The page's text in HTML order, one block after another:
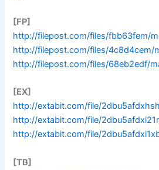
[FP]
http://filepost.com/files/fbb63fem/
http://filepost.com/files/4c8d4cem/
http://filepost.com/files/68eb2edf/
[EX]
http://extabit.com/file/
http://extabit.com/file/
http://extabit.com/file/
[TB]